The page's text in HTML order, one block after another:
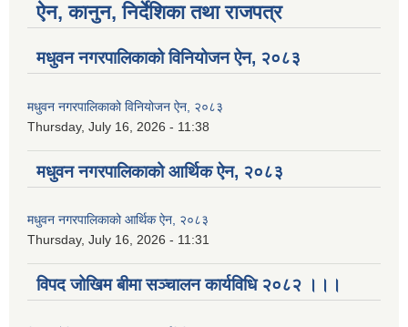
ऐन, कानुन, निर्देशिका तथा राजपत्र
मधुवन नगरपालिकाको विनियोजन ऐन, २०८३
मधुवन नगरपालिकाको विनियोजन ऐन, २०८३
Thursday, July 16, 2026 - 11:38
मधुवन नगरपालिकाको आर्थिक ऐन, २०८३
मधुवन नगरपालिकाको आर्थिक ऐन, २०८३
Thursday, July 16, 2026 - 11:31
विपद जोखिम बीमा सञ्चालन कार्यविधि २०८२ ।।।